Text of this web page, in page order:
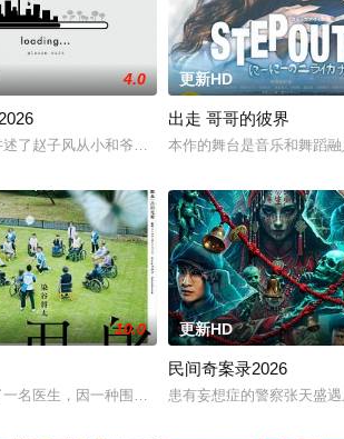
戈壁。刑警杨志刚凭现场足迹与痕迹精准锁凶，追
学。他们和很多年轻人一样，自以为是，敏感错弱
4.0
了赵子风从小和爷爷在乡下习武，长大后从乡野
更新HD
出走 哥哥的彼界
本作的舞台是音乐和舞蹈
专案组，借调警员安迪参战。首轮毒贩阿泰交易败
《河南人在北京》电影的念头，在说服主编姚松、
10.0
一名医生，因一种围绕“废用身”——因瘫痪等原因已
更新HD
民间奇案录2026
患有妄想症的警察张天盛